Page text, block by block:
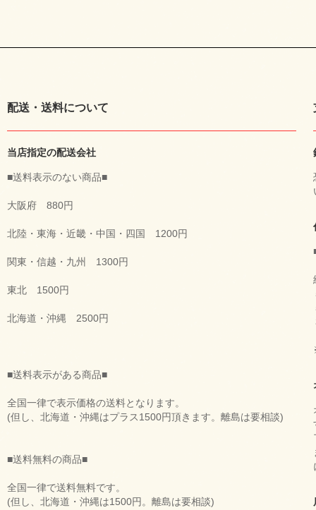
配送・送料について
当店指定の配送会社
■送料表示のない商品■
大阪府 880円
北陸・東海・近畿・中国・四国 1200円
関東・信越・九州 1300円
東北 1500円
北海道・沖縄 2500円
■送料表示がある商品■
全国一律で表示価格の送料となります。
(但し、北海道・沖縄はプラス1500円頂きます。離島は要相談)
■送料無料の商品■
全国一律で送料無料です。
(但し、北海道・沖縄は1500円。離島は要相談)